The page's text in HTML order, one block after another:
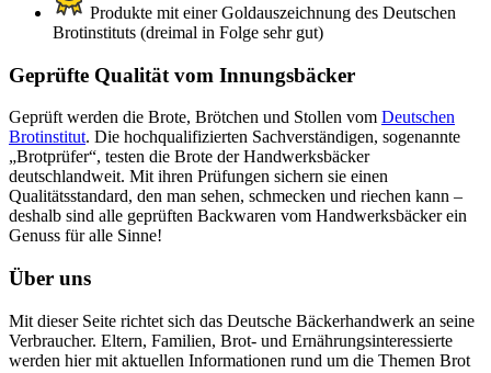
Produkte mit einer Goldauszeichnung des Deutschen
Brotinstituts (dreimal in Folge sehr gut)
Geprüfte Qualität vom Innungsbäcker
Geprüft werden die Brote, Brötchen und Stollen vom Deutschen
Brotinstitut. Die hochqualifizierten Sachverständigen, sogenannte
„Brotprüfer“, testen die Brote der Handwerksbäcker
deutschlandweit. Mit ihren Prüfungen sichern sie einen
Qualitätsstandard, den man sehen, schmecken und riechen kann –
deshalb sind alle geprüften Backwaren vom Handwerksbäcker ein
Genuss für alle Sinne!
Über uns
Mit dieser Seite richtet sich das Deutsche Bäckerhandwerk an seine
Verbraucher. Eltern, Familien, Brot- und Ernährungsinteressierte
werden hier mit aktuellen Informationen rund um die Themen Brot